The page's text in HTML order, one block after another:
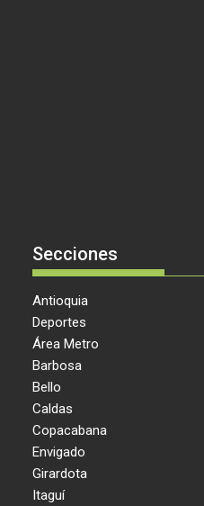
Secciones
Antioquia
Deportes
Área Metro
Barbosa
Bello
Caldas
Copacabana
Envigado
Girardota
Itaguí